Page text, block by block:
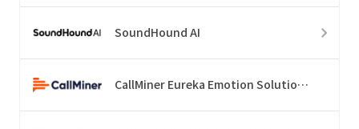
SoundHound AI
CallMiner Eureka Emotion Solution Suite